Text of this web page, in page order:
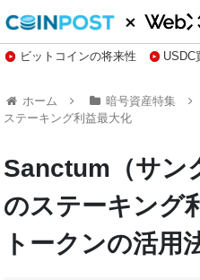
ビットコインの将来性 USDC
ホーム
暗号資産特集
ステーキング利益最大化
Sanctum（サン
のステーキン
トークンの活用